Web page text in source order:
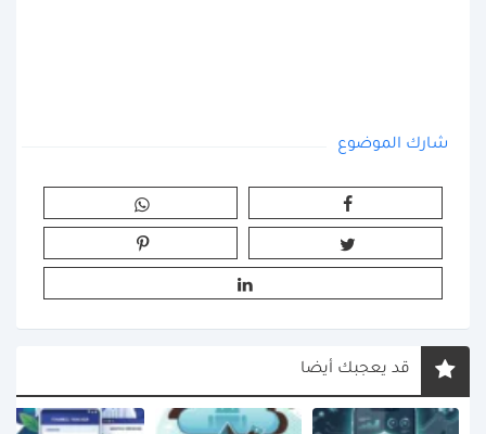
شارك الموضوع
قد يعجبك أيضا